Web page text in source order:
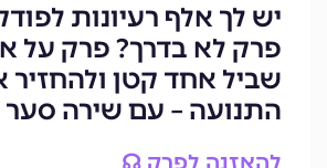
יש לך אלף רעיונות
פרק לא בדרך? פרק על
שביל אחד קטן ולהחזיר
התנועה – עם שירה סער